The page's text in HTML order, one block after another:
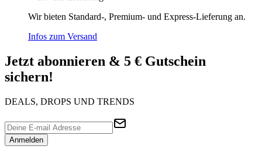
Wir bieten Standard-, Premium- und Express-Lieferung an.
Infos zum Versand
Jetzt abonnieren & 5 € Gutschein
sichern!
DEALS, DROPS UND TRENDS
Anmelden